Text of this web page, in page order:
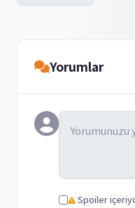
Yorumlar
Spoiler